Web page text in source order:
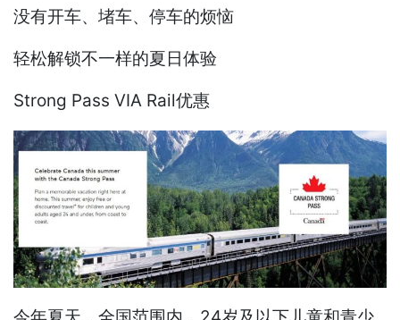
没有开车、堵车、停车的烦恼
轻松解锁不一样的夏日体验
Strong Pass VIA Rail优惠